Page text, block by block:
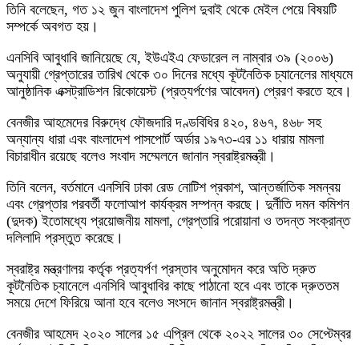
তিনি বলেছেন, গত ১২ জুন বাংলাদেশ পুলিশ দুবাই থেকে মেইল পেয়ে বিষয়টি
সম্পর্কে অবগত হয়।
এনসিবি আবুধাবি জানিয়েছে যে, ইউএইএ ফেডারেল ল নাম্বার ৩৯ (২০০৬)
অনুযায়ী গ্রেপ্তারের তারিখ থেকে ৩০ দিনের মধ্যে কূটনৈতিক চ্যানেলের মাধ্যমে
আনুষ্ঠানিক এক্সট্রাডিশন রিকোয়েস্ট (প্রত্যর্পণের আবেদন) প্রেরণ করতে হবে।
বেনজীর আহমেদের বিরুদ্ধে ফৌজদারি দণ্ডবিধির ৪২০, ৪৬৭, ৪৬৮ সহ
অন্যান্য ধারা এবং বাংলাদেশ পাসপোর্ট অর্ডার ১৯৭৩-এর ১১ ধারায় মামলা
বিচারাধীন রয়েছে বলেও সংবাদ সম্মেলনে জানান স্বরাষ্ট্রমন্ত্রী।
তিনি বলেন, বর্তমানে এনসিবি ঢাকা রেড নোটিশ প্রকাশ, আন্তর্জাতিক সমন্বয়
এবং গ্রেপ্তার পরবর্তী ফলোআপ কার্যক্রম সম্পন্ন করছে। দুর্নীতি দমন কমিশন
(দুদক) ইতোমধ্যে প্রয়োজনীয় মামলা, গ্রেপ্তারি পরোয়ানা ও তদন্ত সংক্রান্ত
দলিলাদি প্রস্তুত করেছে।
স্বরাষ্ট্র মন্ত্রণালয় কর্তৃক প্রত্যর্পণ প্রস্তাব অনুমোদন করে অতি দ্রুত
কূটনৈতিক চ্যানেলে এনসিবি আবুধাবির কাছে পাঠানো হবে এবং তাকে দ্রুততম
সময়ে দেশে ফিরিয়ে আনা হবে বলেও সংসদে জানান স্বরাষ্ট্রমন্ত্রী।
বেনজীর আহমেদ ২০২০ সালের ১৫ এপ্রিল থেকে ২০২২ সালের ৩০ সেপ্টেম্বর